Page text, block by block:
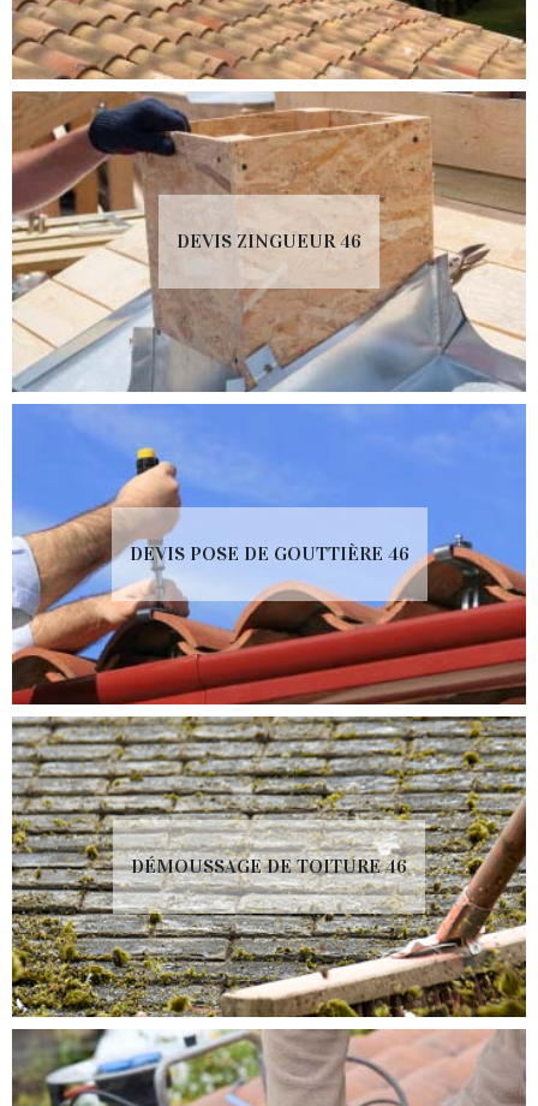
DEVIS ZINGUEUR 46
DEVIS POSE DE GOUTTIÈRE 46
DÉMOUSSAGE DE TOITURE 46